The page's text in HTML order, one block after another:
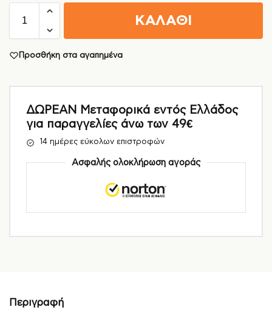
ΚΑΛΑΘΙ
Προσθήκη στα αγαπημένα
ΔΩΡΕΑΝ Μεταφορικά εντός Ελλάδος
για παραγγελίες άνω των 49€
14 ημέρες εύκολων επιστροφών
Ασφαλής ολοκλήρωση αγοράς
Περιγραφή